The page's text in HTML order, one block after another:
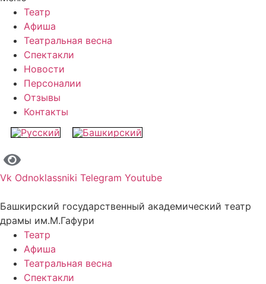
Театр
Афиша
Театральная весна
Спектакли
Новости
Персоналии
Отзывы
Контакты
Vk Odnoklassniki Telegram Youtube
Башкирский государственный академический театр
драмы им.М.Гафури
Театр
Афиша
Театральная весна
Спектакли